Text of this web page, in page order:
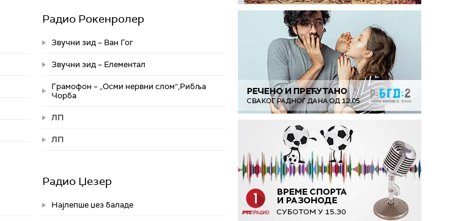
Радио Рокенролер
Звучни зид – Ван Гог
Звучни зид – Елементал
Грамофон – „Осми нервни слом“,Рибља
Чорба
ЛП
ЛП
Радио Џезер
Најлепше џез баладе